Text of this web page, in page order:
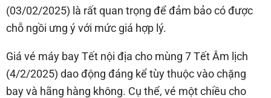
(03/02/2025) là rất quan trọng để đảm bảo có được
chỗ ngồi ưng ý với mức giá hợp lý.
Giá vé máy bay Tết nội địa cho mùng 7 Tết Âm lịch
(4/2/2025) dao động đáng kể tùy thuộc vào chặng
bay và hãng hàng không. Cụ thể, vé một chiều cho